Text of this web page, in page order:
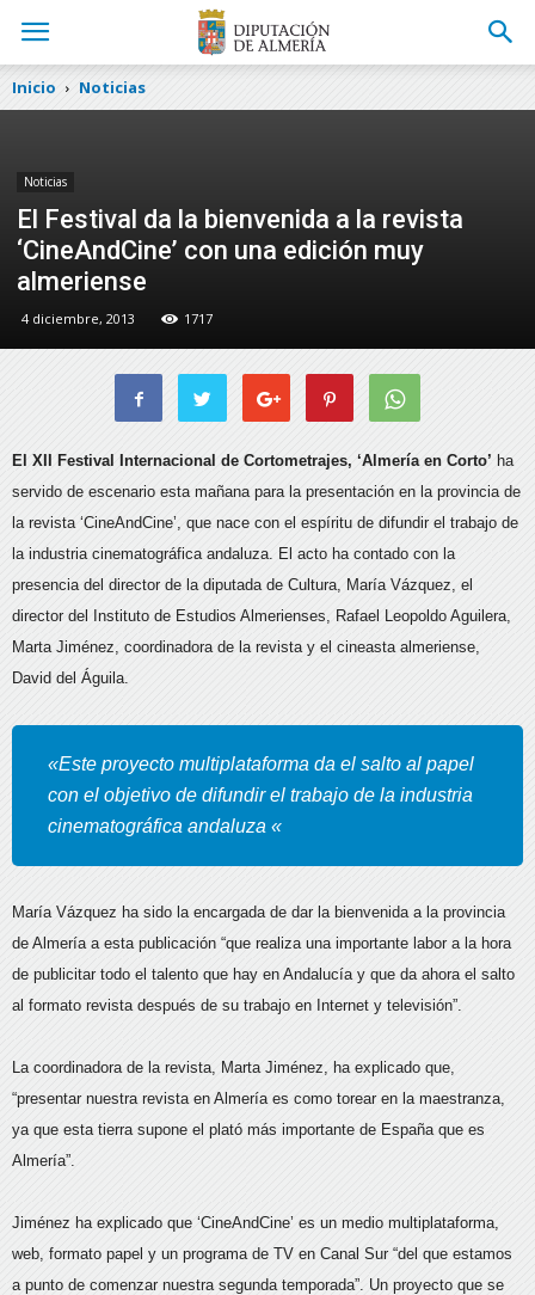
Inicio Noticias
Noticias
El Festival da la bienvenida a la revista
‘CineAndCine’ con una edición muy
almeriense
4 diciembre, 2013 1717
El XII Festival Internacional de Cortometrajes, ‘Almería en Corto’ ha
servido de escenario esta mañana para la presentación en la provincia de
la revista ‘CineAndCine’, que nace con el espíritu de difundir el trabajo de
la industria cinematográfica andaluza. El acto ha contado con la
presencia del director de la diputada de Cultura, María Vázquez, el
director del Instituto de Estudios Almerienses, Rafael Leopoldo Aguilera,
Marta Jiménez, coordinadora de la revista y el cineasta almeriense,
David del Águila.
«Este proyecto multiplataforma da el salto al papel
con el objetivo de difundir el trabajo de la industria
cinematográfica andaluza «
María Vázquez ha sido la encargada de dar la bienvenida a la provincia
de Almería a esta publicación “que realiza una importante labor a la hora
de publicitar todo el talento que hay en Andalucía y que da ahora el salto
al formato revista después de su trabajo en Internet y televisión”.
La coordinadora de la revista, Marta Jiménez, ha explicado que,
“presentar nuestra revista en Almería es como torear en la maestranza,
ya que esta tierra supone el plató más importante de España que es
Almería”.
Jiménez ha explicado que ‘CineAndCine’ es un medio multiplataforma,
web, formato papel y un programa de TV en Canal Sur “del que estamos
a punto de comenzar nuestra segunda temporada”. Un proyecto que se